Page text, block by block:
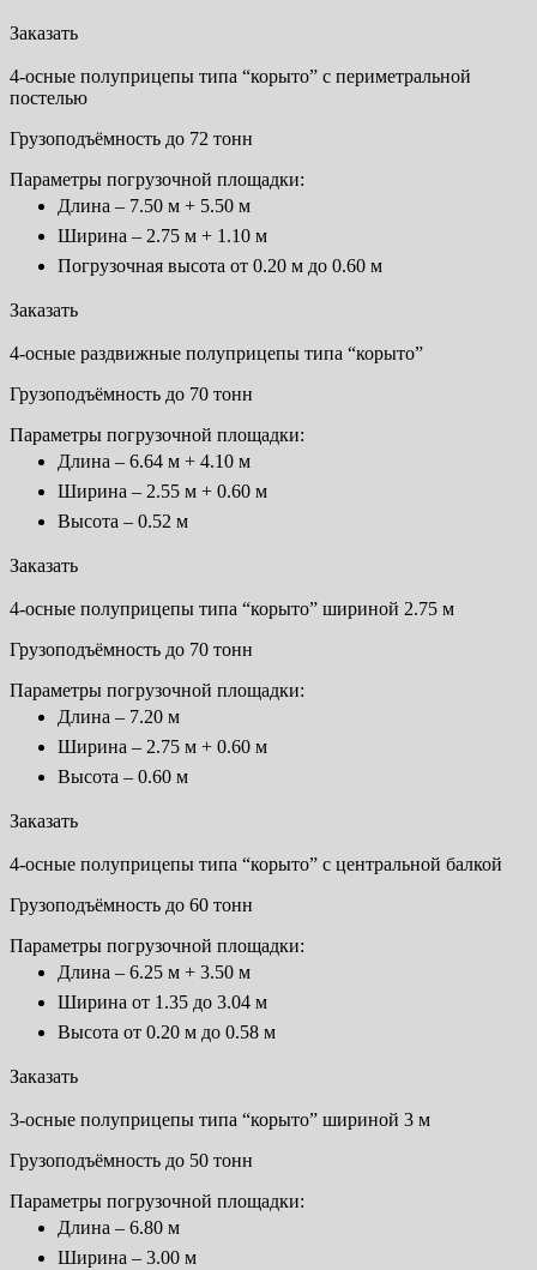
Заказать
4-осные полуприцепы типа “корыто” с периметральной
постелью
Грузоподъёмность до 72 тонн
Параметры погрузочной площадки:
Длина – 7.50 м + 5.50 м
Ширина – 2.75 м + 1.10 м
Погрузочная высота от 0.20 м до 0.60 м
Заказать
4-осные раздвижные полуприцепы типа “корыто”
Грузоподъёмность до 70 тонн
Параметры погрузочной площадки:
Длина – 6.64 м + 4.10 м
Ширина – 2.55 м + 0.60 м
Высота – 0.52 м
Заказать
4-осные полуприцепы типа “корыто” шириной 2.75 м
Грузоподъёмность до 70 тонн
Параметры погрузочной площадки:
Длина – 7.20 м
Ширина – 2.75 м + 0.60 м
Высота – 0.60 м
Заказать
4-осные полуприцепы типа “корыто” с центральной балкой
Грузоподъёмность до 60 тонн
Параметры погрузочной площадки:
Длина – 6.25 м + 3.50 м
Ширина от 1.35 до 3.04 м
Высота от 0.20 м до 0.58 м
Заказать
3-осные полуприцепы типа “корыто” шириной 3 м
Грузоподъёмность до 50 тонн
Параметры погрузочной площадки:
Длина – 6.80 м
Ширина – 3.00 м